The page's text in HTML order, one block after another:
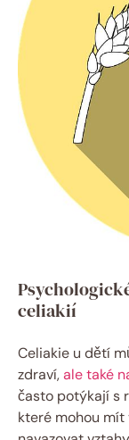
celiakií
Celiakie u dětí
zdraví,ale také
často potýkají s
které mohou